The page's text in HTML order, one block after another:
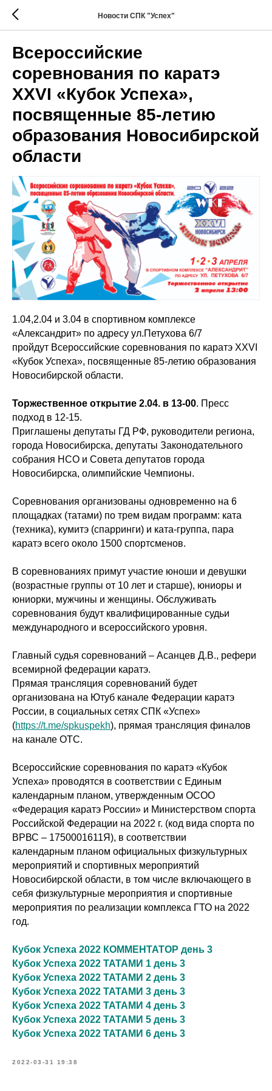
Новости СПК "Успех"
Всероссийские
соревнования по каратэ
XXVI «Кубок Успеха»,
посвященные 85-летию
образования Новосибирской
области
1.04,2.04 и 3.04 в спортивном комплексе
«Александрит» по адресу ул.Петухова 6/7
пройдут Всероссийские соревнования по каратэ XXVI
«Кубок Успеха», посвященные 85-летию образования
Новосибирской области.
Торжественное открытие 2.04. в 13-00. Пресс
подход в 12-15.
Приглашены депутаты ГД РФ, руководители региона,
города Новосибирска, депутаты Законодательного
собрания НСО и Совета депутатов города
Новосибирска, олимпийские Чемпионы.
Соревнования организованы одновременно на 6
площадках (татами) по трем видам программ: ката
(техника), кумитэ (спарринги) и ката-группа, пара
каратэ всего около 1500 спортсменов.
В соревнованиях примут участие юноши и девушки
(возрастные группы от 10 лет и старше), юниоры и
юниорки, мужчины и женщины. Обслуживать
соревнования будут квалифицированные судьи
международного и всероссийского уровня.
Главный судья соревнований – Асанцев Д.В., рефери
всемирной федерации каратэ.
Прямая трансляция соревнований будет
организована на Ютуб канале Федерации каратэ
России, в социальных сетях СПК «Успех»
(https://t.me/spkuspekh), прямая трансляция финалов
на канале ОТС.
Всероссийские соревнования по каратэ «Кубок
Успеха» проводятся в соответствии с Единым
календарным планом, утвержденным ОСОО
«Федерация каратэ России» и Министерством спорта
Российской Федерации на 2022 г. (код вида спорта по
ВРВС – 1750001611Я), в соответствии
календарным планом официальных физкультурных
мероприятий и спортивных мероприятий
Новосибирской области, в том числе включающего в
себя физкультурные мероприятия и спортивные
мероприятия по реализации комплекса ГТО на 2022
год.
Кубок Успеха 2022 КОММЕНТАТОР день 3
Кубок Успеха 2022 ТАТАМИ 1 день 3
Кубок Успеха 2022 ТАТАМИ 2 день 3
Кубок Успеха 2022 ТАТАМИ 3 день 3
Кубок Успеха 2022 ТАТАМИ 4 день 3
Кубок Успеха 2022 ТАТАМИ 5 день 3
Кубок Успеха 2022 ТАТАМИ 6 день 3
2022-03-31 19:38